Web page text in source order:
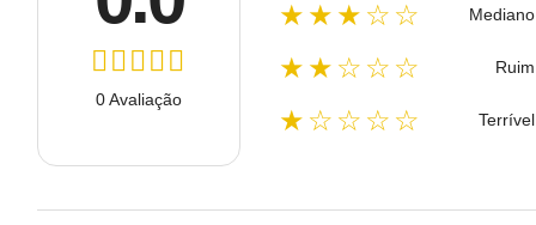
0 Avaliação
★★★☆☆ Mediano
★★☆☆☆ Ruim
★☆☆☆☆ Terrível